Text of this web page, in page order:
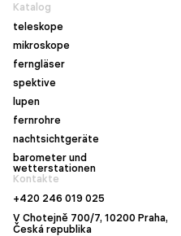
Katalog
teleskope
mikroskope
ferngläser
spektive
lupen
fernrohre
nachtsichtgeräte
barometer und
wetterstationen
Kontakte
+420 246 019 025
V Chotejně 700/7, 10200 Praha,
Česká republika